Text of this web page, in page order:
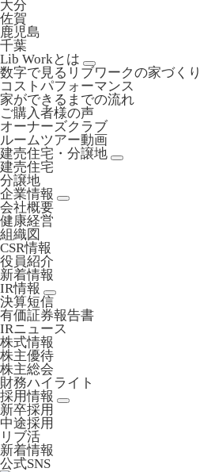
大分
佐賀
鹿児島
千葉
Lib Workとは
数字で見るリブワークの家づくり
コストパフォーマンス
家ができるまでの流れ
ご購入者様の声
オーナーズクラブ
ルームツアー動画
建売住宅・分譲地
建売住宅
分譲地
企業情報
会社概要
健康経営
組織図
CSR情報
役員紹介
新着情報
IR情報
決算短信
有価証券報告書
IRニュース
株式情報
株主優待
株主総会
財務ハイライト
採用情報
新卒採用
中途採用
リブ活
新着情報
公式SNS